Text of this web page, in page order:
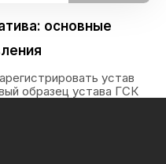
основные
устав
образец устава ГСК